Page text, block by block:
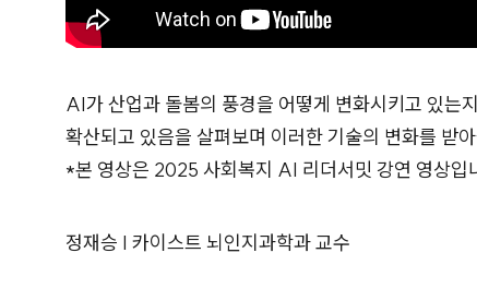
AI가 산업과 돌봄의 풍경을 어떻게 변화시키고 있는
확산되고 있음을 살펴보며 이러한 기술의 변화를 받
*본 영상은 2025 사회복지 AI 리더서밋 강연 영상입
정재승 | 카이스트 뇌인지과학과 교수